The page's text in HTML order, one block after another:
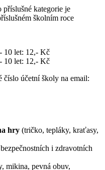
příslušné kategorie je
školním roce
10 let: 12,- Kč
10 let: 12,- Kč
číslo účetní školy na email:
hry (tričko, tepláky, kraťasy,
i zdravotních
mikina, pevná obuv,